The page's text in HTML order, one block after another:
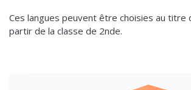
Ces langues peuvent être choisies au titre
partir de la classe de 2nde.